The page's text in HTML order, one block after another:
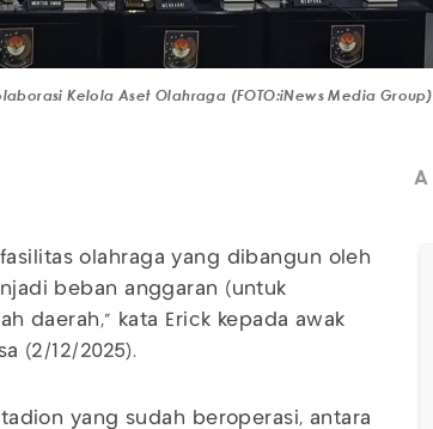
Kelola Aset Olahraga (FOTO:iNews Media Group)
A
olahraga yang dibangun oleh
beban anggaran (untuk
daerah,” kata Erick kepada awak
(2/12/2025).
yang sudah beroperasi, antara